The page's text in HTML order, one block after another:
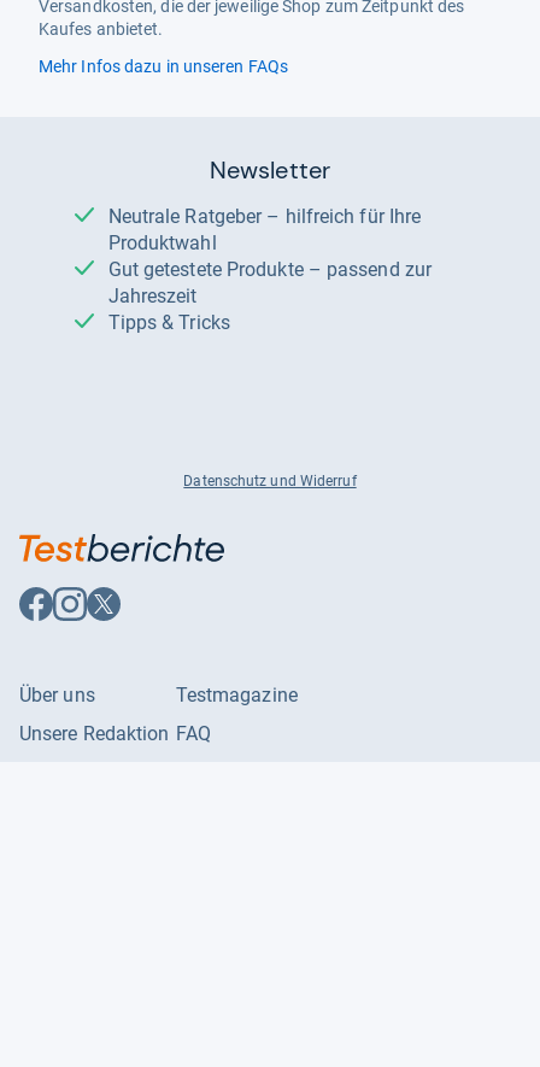
Versandkosten, die der jeweilige Shop zum Zeitpunkt des
Kaufes anbietet.
Mehr Infos dazu in unseren FAQs
Newsletter
Neutrale Ratgeber – hilfreich für Ihre
Produktwahl
Gut getestete Produkte – passend zur
Jahreszeit
Tipps & Tricks
Datenschutz und Widerruf
Auf
Facebook
Auf
Instagram
Auf
X
Über uns
Unsere Redaktion
Testmagazine
FAQ